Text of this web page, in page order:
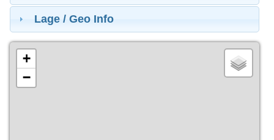
Lage / Geo Info
+
−